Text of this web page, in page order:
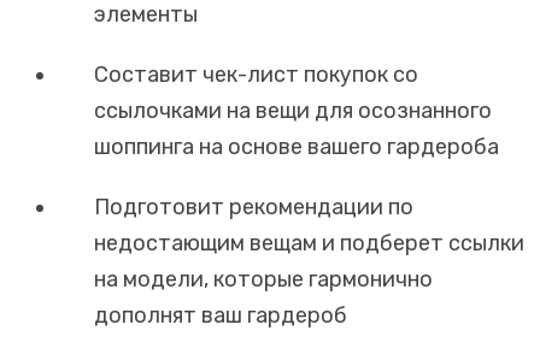
элементы
Составит чек-лист покупок со
ссылочками на вещи для осознанного
шоппинга на основе вашего гардероба
Подготовит рекомендации по
недостающим вещам и подберет ссылки
на модели, которые гармонично
дополнят ваш гардероб